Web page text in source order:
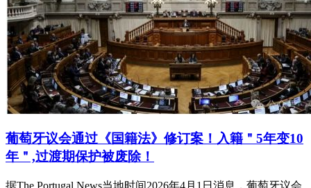
葡萄牙议会通过《国籍法》修订案！入籍＂5年变10
年＂,过渡期保护被废除！
据The Portugal News当地时间2026年4月1日消息，葡萄牙议会